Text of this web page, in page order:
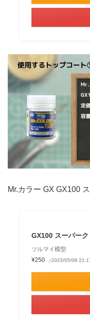
Mr.カラー GX GX100
GX100 スーパー
ツルマイ模型
¥250
（2023/05/08